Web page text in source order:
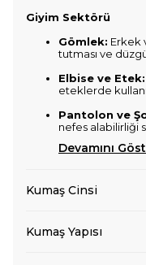
Giyim Sektörü
Gömlek: Erkek
tutması ve
Elbise ve Etek:
eteklerde
Pantolon ve
nefes alabilirliği
Devamını
Kumaş Cinsi
Kumaş Yapısı